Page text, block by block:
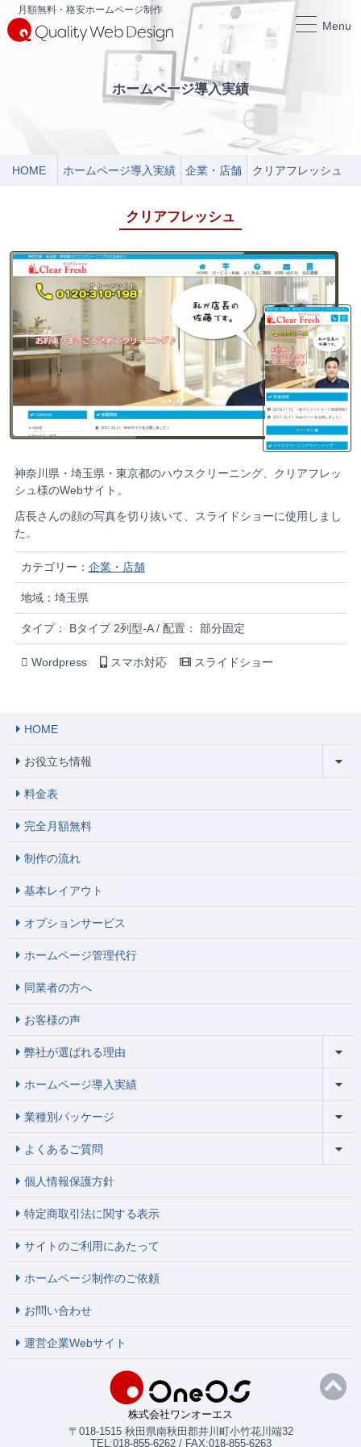
月額無料・格安ホームページ制作
Menu
ホームページ導入実績
HOME ホームページ導入実績 企業・店舗 クリアフレッシュ
クリアフレッシュ
神奈川県・埼玉県・東京都のハウスクリーニング、クリアフレッ
シュ様のWebサイト。
店長さんの顔の写真を切り抜いて、スライドショーに使用しまし
た。
カテゴリー： 企業・店舗
地域：埼玉県
タイプ： Bタイプ 2列型-A / 配置： 部分固定
Wordpress スマホ対応 スライドショー
HOME
お役立ち情報
料金表
完全月額無料
制作の流れ
基本レイアウト
オプションサービス
ホームページ管理代行
同業者の方へ
お客様の声
弊社が選ばれる理由
ホームページ導入実績
業種別パッケージ
よくあるご質問
個人情報保護方針
特定商取引法に関する表示
サイトのご利用にあたって
ホームページ制作のご依頼
お問い合わせ
運営企業Webサイト
株式会社ワンオーエス
〒018-1515 秋田県南秋田郡井川町小竹花川端32
TEL:018-855-6262 / FAX:018-855-6263